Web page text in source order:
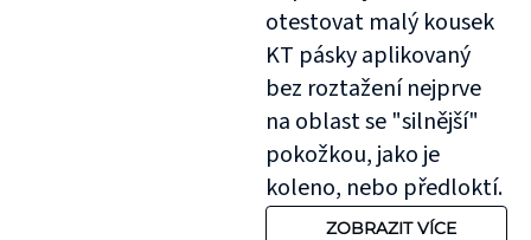
otestovat malý kousek
KT pásky aplikovaný
bez roztažení nejprve
na oblast se "silnější"
pokožkou, jako je
koleno, nebo předloktí.
ZOBRAZIT VÍCE